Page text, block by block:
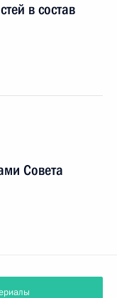
в состав
Совета